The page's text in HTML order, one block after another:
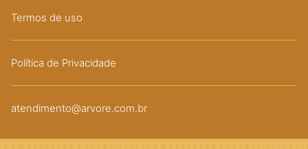
Termos de uso
Política de Privacidade
atendimento@arvore.com.br